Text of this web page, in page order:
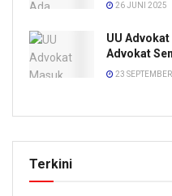
26 JUNI 2025
UU
Advokat
23
Terkini